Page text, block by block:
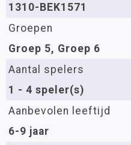
1310-BEK1571
Groepen
Groep 5, Groep 6
Aantal spelers
1 - 4 speler(s)
Aanbevolen leeftijd
6-9 jaar